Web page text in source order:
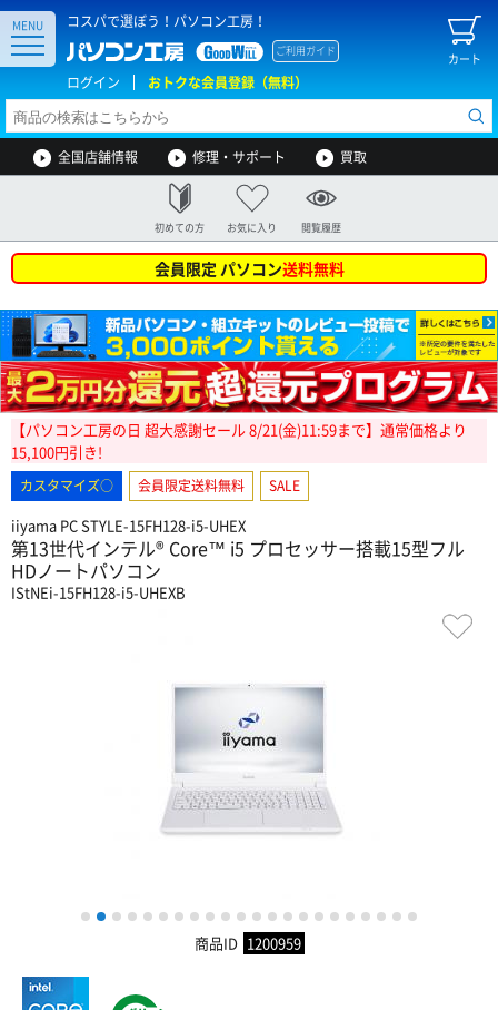
コスパで選ぼう！パソコン工房！
カート
ご利用ガイド
ログイン おトクな会員登録（無料）
MENU
全国店舗情報 修理・サポート 買取
初めての方 お気に入り 閲覧履歴
会員限定 パソコン送料無料
【パソコン工房の日 超大感謝セール 8/21(金)11:59まで】通常価格より
15,100円引き!
カスタマイズ○ 会員限定送料無料 SALE
iiyama PC STYLE-15FH128-i5-UHEX
第13世代インテル® Core™ i5 プロセッサー搭載15型フル
HDノートパソコン
IStNEi-15FH128-i5-UHEXB
1 2 3 4 5 6 7 8 9 10 11 12 13 14 15 16 17 18 19 20 21
商品ID 1200959